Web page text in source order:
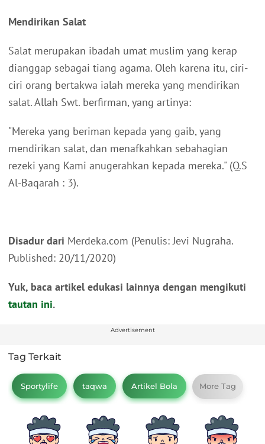
Mendirikan Salat
Salat merupakan ibadah umat muslim yang kerap
dianggap sebagai tiang agama. Oleh karena itu, ciri-
ciri orang bertakwa ialah mereka yang mendirikan
salat. Allah Swt. berfirman, yang artinya:
"Mereka yang beriman kepada yang gaib, yang
mendirikan salat, dan menafkahkan sebahagian
rezeki yang Kami anugerahkan kepada mereka." (Q.S
Al-Baqarah : 3).
Disadur dari Merdeka.com (Penulis: Jevi Nugraha.
Published: 20/11/2020)
Yuk, baca artikel edukasi lainnya dengan mengikuti
tautan ini.
Advertisement
Tag Terkait
Sportylife taqwa Artikel Bola More Tag